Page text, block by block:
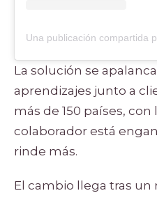
La solución se
aprendizajes junto a
más de 150 países,
colaborador está
rinde más.
El cambio llega tras un